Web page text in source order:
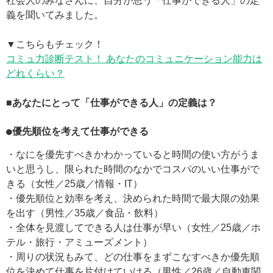
義を聞いてみました。
▼こちらもチェック！
コミュ力診断テスト！ あなたのコミュニケーション能力は
どれくらい？
■あなたにとって「仕事ができる人」の定義は？
●優先順位を考えて仕事ができる
・なにを優先すべきかわかっていると時間の使い方がうま
いと思うし、限られた時間のなかでコスパのいい仕事がで
きる（女性／25歳／情報・IT）
・優先順位と効率を考え、決められた時間で最大限の効果
を出す（男性／35歳／食品・飲料）
・全体を見渡してできる人は仕事が早い（女性／25歳／ホ
テル・旅行・アミューズメント）
・周りの状況もみて、どの仕事をまずこなすべきか優先順